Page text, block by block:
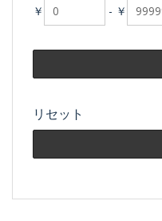
￥ - ￥
リセット